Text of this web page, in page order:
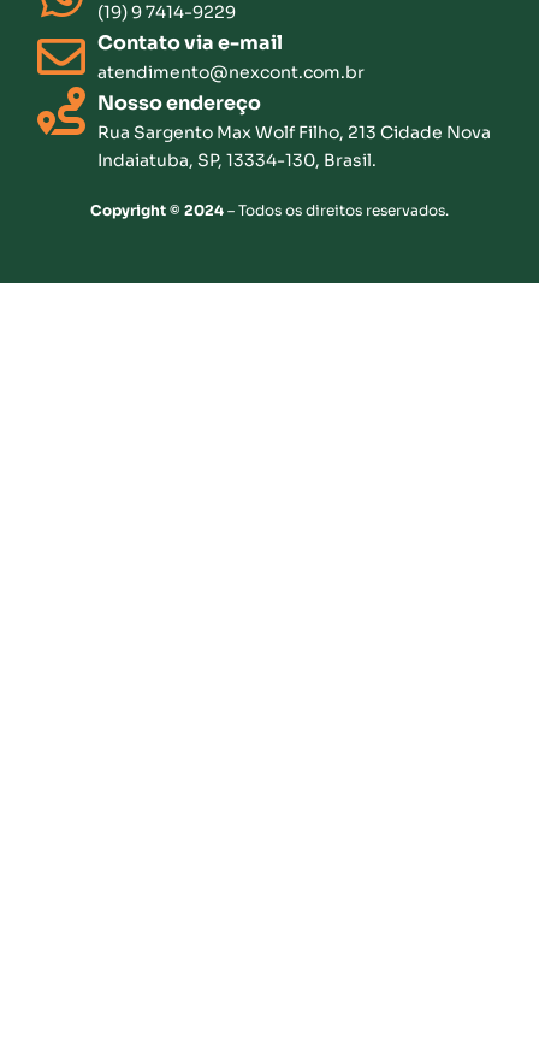
(19) 9 7414-9229
Contato via e-mail
atendimento@nexcont.com.br
Nosso endereço
Rua Sargento Max Wolf Filho, 213 Cidade Nova
Indaiatuba, SP, 13334-130, Brasil.
Copyright © 2024 – Todos os direitos reservados.